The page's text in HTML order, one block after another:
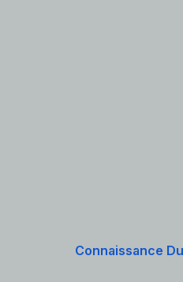
Connaissance